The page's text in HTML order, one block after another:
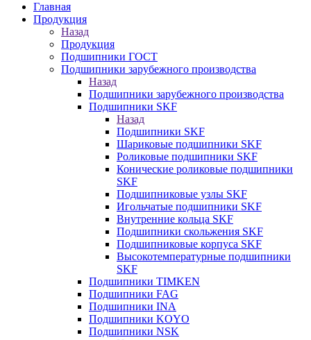
Главная
Продукция
Назад
Продукция
Подшипники ГОСТ
Подшипники зарубежного производства
Назад
Подшипники зарубежного производства
Подшипники SKF
Назад
Подшипники SKF
Шариковые подшипники SKF
Роликовые подшипники SKF
Конические роликовые подшипники
SKF
Подшипниковые узлы SKF
Игольчатые подшипники SKF
Внутренние кольца SKF
Подшипники скольжения SKF
Подшипниковые корпуса SKF
Высокотемпературные подшипники
SKF
Подшипники TIMKEN
Подшипники FAG
Подшипники INA
Подшипники KOYO
Подшипники NSK